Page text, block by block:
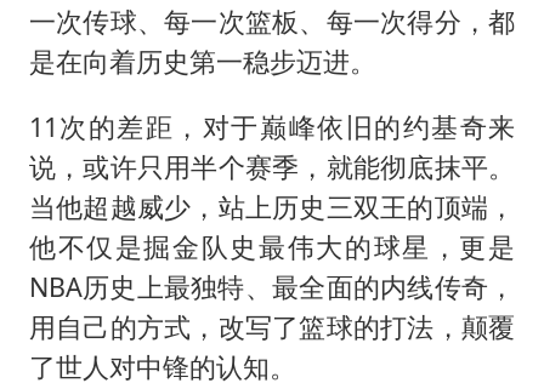
一次传球、每一次篮板、每一次得分，都
是在向着历史第一稳步迈进。
11次的差距，对于巅峰依旧的约基奇来
说，或许只用半个赛季，就能彻底抹平。
当他超越威少，站上历史三双王的顶端，
他不仅是掘金队史最伟大的球星，更是
NBA历史上最独特、最全面的内线传奇，
用自己的方式，改写了篮球的打法，颠覆
了世人对中锋的认知。